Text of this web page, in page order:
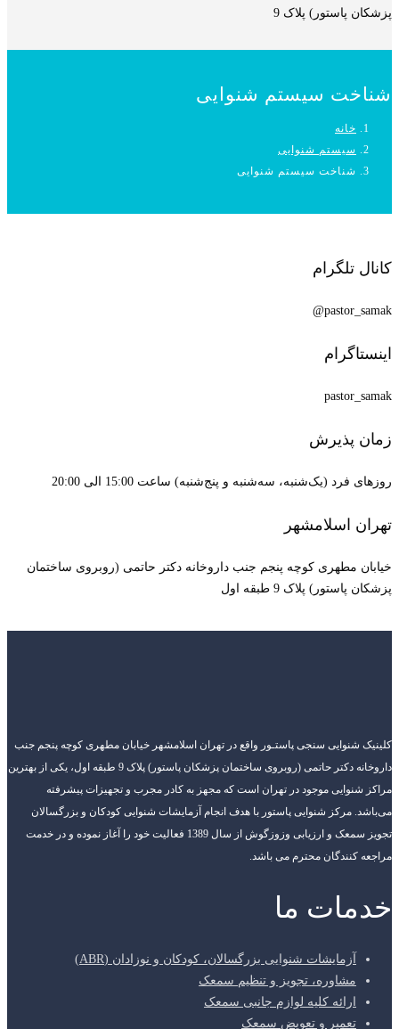
پزشکان پاستور) پلاک 9
شناخت سیستم شنوایی
خانه
سیستم شنوایی
شناخت سیستم شنوایی
کانال تلگرام
pastor_samak@
اینستاگرام
pastor_samak
زمان پذیرش
روزهای فرد (یک‌شنبه، سه‌شنبه و پنج‌شنبه) ساعت 15:00 الی 20:00
تهران اسلامشهر
خیابان مطهری کوچه پنجم جنب داروخانه دکتر حاتمی (روبروی ساختمان
پزشکان پاستور) پلاک 9 طبقه اول
کلینیک شنوایی سنجی پاستـور واقع در تهران اسلامشهر خیابان مطهری کوچه پنجم جنب
داروخانه دکتر حاتمی (روبروی ساختمان پزشکان پاستور) پلاک 9 طبقه اول، یکی از بهترین
مراکز شنوایی موجود در تهران است که مجهز به کادر مجرب و تجهیزات پیشرفته
می‌باشد. مرکز شنوایی پاستور با هدف انجام آزمایشات شنوایی کودکان و بزرگسالان
تجویز سمعک و ارزیابی وزوزگوش از سال 1389 فعالیت خود را آغاز نموده و در خدمت
مراجعه کنندگان محترم می باشد.
خدمات ما
آزمایشات شنوایی بزرگسالان، کودکان و نوزادان (ABR)
مشاوره، تجویز و تنظیم سمعک
ارائه کلیه لوازم جانبی سمعک
تعمیر و تعویض سمعک